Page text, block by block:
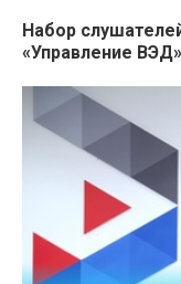
Набор
«Управление ВЭД»